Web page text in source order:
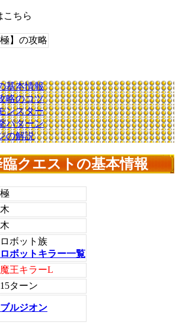
こちら
極】の攻略
基本情報
略のコツ
ンスター
パターン
の解説
クエストの基本情報
極
木
木
ロボット族
ロボットキラー一覧
魔王キラーL
15ターン
ブルジオン